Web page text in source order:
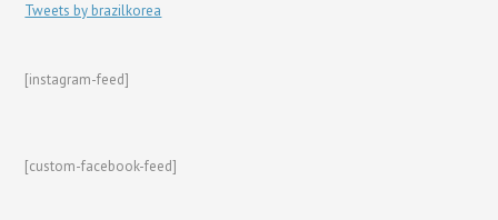
Tweets by brazilkorea
[instagram-feed]
[custom-facebook-feed]